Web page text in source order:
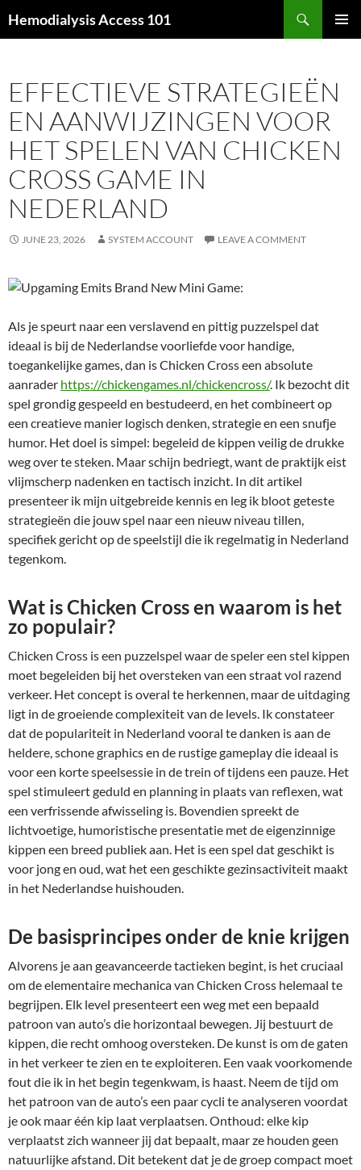
toHemodialysis Access 101
EFFECTIEVE STRATEGIEËN
EN AANWIJZINGEN VOOR
HET SPELEN VAN CHICKEN
CROSS GAME IN
NEDERLAND
JUNE 23, 2026 SYSTEM ACCOUNT LEAVE A COMMENT
Als je speurt naar een verslavend en pittig puzzelspel dat
ideaal is bij de Nederlandse voorliefde voor handige,
toegankelijke games, dan is Chicken Cross een absolute
aanrader https://chickengames.nl/chickencross/. Ik bezocht dit
spel grondig gespeeld en bestudeerd, en het combineert op
een creatieve manier logisch denken, strategie en een snufje
humor. Het doel is simpel: begeleid de kippen veilig de drukke
weg over te steken. Maar schijn bedriegt, want de praktijk eist
vlijmscherp nadenken en tactisch inzicht. In dit artikel
presenteer ik mijn uitgebreide kennis en leg ik bloot geteste
strategieën die jouw spel naar een nieuw niveau tillen,
specifiek gericht op de speelstijl die ik regelmatig in Nederland
tegenkom.
Wat is Chicken Cross en waarom is het
zo populair?
Chicken Cross is een puzzelspel waar de speler een stel kippen
moet begeleiden bij het oversteken van een straat vol razend
verkeer. Het concept is overal te herkennen, maar de uitdaging
ligt in de groeiende complexiteit van de levels. Ik constateer
dat de populariteit in Nederland vooral te danken is aan de
heldere, schone graphics en de rustige gameplay die ideaal is
voor een korte speelsessie in de trein of tijdens een pauze. Het
spel stimuleert geduld en planning in plaats van reflexen, wat
een verfrissende afwisseling is. Bovendien spreekt de
lichtvoetige, humoristische presentatie met de eigenzinnige
kippen een breed publiek aan. Het is een spel dat geschikt is
voor jong en oud, wat het een geschikte gezinsactiviteit maakt
in het Nederlandse huishouden.
De basisprincipes onder de knie krijgen
Alvorens je aan geavanceerde tactieken begint, is het cruciaal
om de elementaire mechanica van Chicken Cross helemaal te
begrijpen. Elk level presenteert een weg met een bepaald
patroon van auto’s die horizontaal bewegen. Jij bestuurt de
kippen, die recht omhoog oversteken. De kunst is om de gaten
in het verkeer te zien en te exploiteren. Een vaak voorkomende
fout die ik in het begin tegenkwam, is haast. Neem de tijd om
het patroon van de auto’s een paar cycli te analyseren voordat
je ook maar één kip laat verplaatsen. Onthoud: elke kip
verplaatst zich wanneer jij dat bepaalt, maar ze houden geen
natuurlijke afstand. Dit betekent dat je de groep compact moet